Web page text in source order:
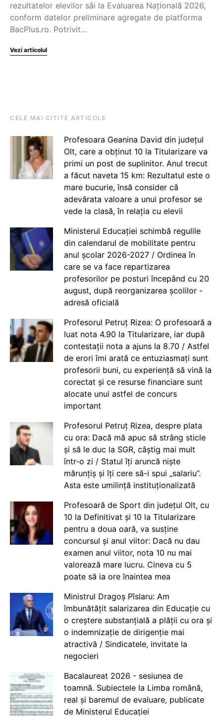
rezultatelor elevilor săi la Evaluarea Națională 2026,
conform datelor preliminare agregate de platforma
BacPlus.ro. Potrivit…
Vezi articolul
CELE MAI CITITE ARTICOLE
Profesoara Geanina David din județul
Olt, care a obținut 10 la Titularizare va
primi un post de suplinitor. Anul trecut
a făcut naveta 15 km: Rezultatul este o
mare bucurie, însă consider că
adevărata valoare a unui profesor se
vede la clasă, în relația cu elevii
Ministerul Educației schimbă regulile
din calendarul de mobilitate pentru
anul școlar 2026-2027 / Ordinea în
care se va face repartizarea
profesorilor pe posturi începând cu 20
august, după reorganizarea școlilor -
adresă oficială
Profesorul Petruț Rizea: O profesoară a
luat nota 4.90 la Titularizare, iar după
contestații nota a ajuns la 8.70 / Astfel
de erori îmi arată ce entuziasmați sunt
profesorii buni, cu experiență să vină la
corectat și ce resurse financiare sunt
alocate unui astfel de concurs
important
Profesorul Petruț Rizea, despre plata
cu ora: Dacă mă apuc să strâng sticle
și să le duc la SGR, câștig mai mult
într-o zi / Statul îți aruncă niște
mărunțiș și îți cere să-i spui „salariu”.
Asta este umilință instituționalizată
Profesoară de Sport din județul Olt, cu
10 la Definitivat și 10 la Titularizare
pentru a doua oară, va susține
concursul și anul viitor: Dacă nu dau
examen anul viitor, nota 10 nu mai
valorează mare lucru. Cineva cu 5
poate să ia ore înaintea mea
Ministrul Dragoș Pîslaru: Am
îmbunătățit salarizarea din Educație cu
o creștere substanțială a plății cu ora și
o indemnizație de dirigenție mai
atractivă / Sindicatele, invitate la
negocieri
Bacalaureat 2026 - sesiunea de
toamnă. Subiectele la Limba română,
real și baremul de evaluare, publicate
de Ministerul Educației